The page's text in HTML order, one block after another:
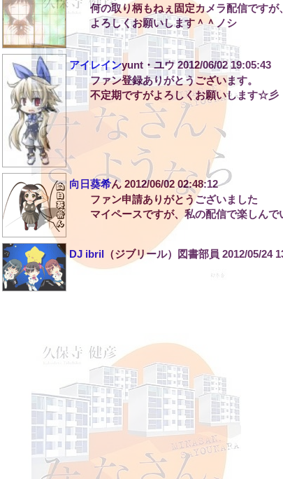
何の取り柄もねぇ固定カメラ配信ですが、
よろしくお願いします＾＾ノシ
アイレインyunt・ユウ 2012/06/02 19:05:43
ファン登録ありがとうございます。
不定期ですがよろしくお願いします☆彡
向日葵希ん 2012/06/02 02:48:12
ファン申請ありがとうございました
マイペースですが、私の配信で楽しん
DJ ibril （ジブリール）図書部員 2012/05/24